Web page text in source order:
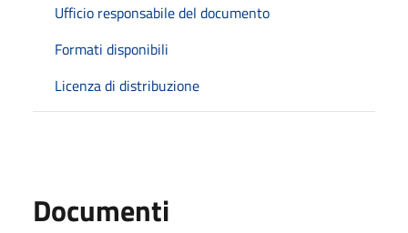
Ufficio responsabile del documento
Formati disponibili
Licenza di distribuzione
Documenti